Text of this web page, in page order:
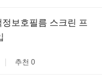
보호필름 스크린 프
추천 0